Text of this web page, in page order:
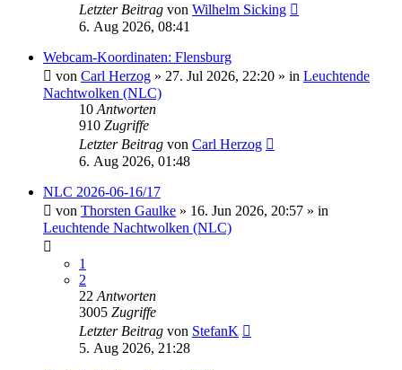
Letzter Beitrag von Wilhelm Sicking
6. Aug 2026, 08:41
Webcam-Koordinaten: Flensburg
von Carl Herzog » 27. Jul 2026, 22:20 » in Leuchtende
Nachtwolken (NLC)
10 Antworten
910 Zugriffe
Letzter Beitrag von Carl Herzog
6. Aug 2026, 01:48
NLC 2026-06-16/17
von Thorsten Gaulke » 16. Jun 2026, 20:57 » in
Leuchtende Nachtwolken (NLC)
1
2
22 Antworten
3005 Zugriffe
Letzter Beitrag von StefanK
5. Aug 2026, 21:28